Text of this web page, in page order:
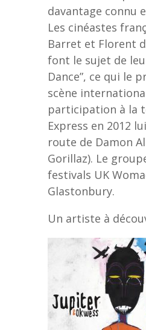
davantage connu
Les cinéastes
Barret et Florent
font le sujet de
Dance”, ce qui le
scène
participation à la
Express en 2012
route de Damon
Gorillaz). Le
festivals UK
Glastonbury.
Un artiste à